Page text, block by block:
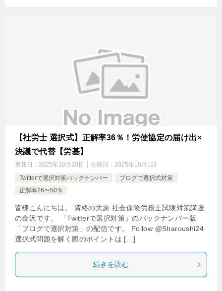
【社労士 選択式】正解率36％！労使協定の届け出×
決議で代替【労基】
更新日： 2025年10月20日 公開日： 2025年10月1日
Twitterで選択対策バックナンバー
ブログで選択式対策
正解率26〜50％
皆様こんにちは。 資格の大原 社会保険労務士試験対策講座
の金沢です。 「Twitterで選択対策」のバックナンバー版
「ブログで選択対策」の配信です。 Follow @Sharoushi24
選択式問題を解く際のポイントは […]
続きを読む